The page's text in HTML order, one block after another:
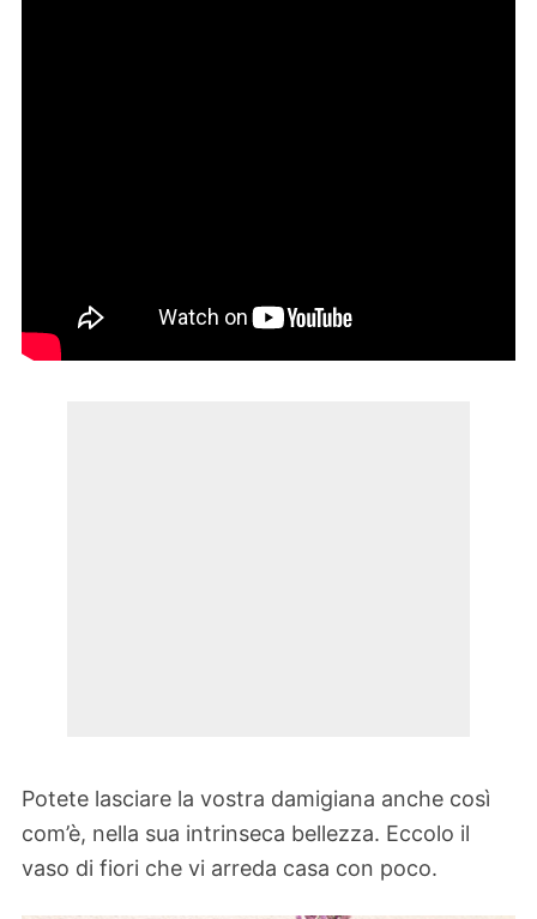
Potete lasciare la vostra damigiana anche così
com’è, nella sua intrinseca bellezza. Eccolo il
vaso di fiori che vi arreda casa con poco.